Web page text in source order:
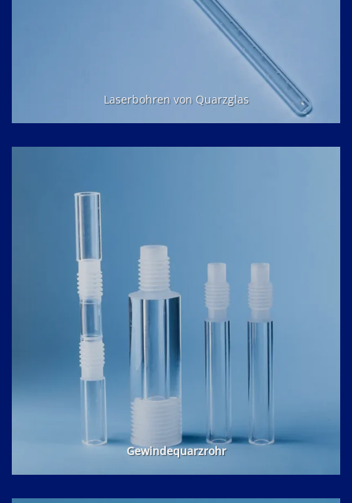
Laserbohren von Quarzglas
Gewindequarzrohr